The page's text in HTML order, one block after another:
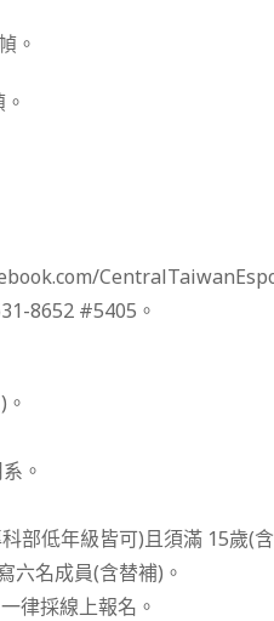
。
8652 #5405。
。
部低年級皆可)且須滿 15歲(
六名成員(含替補)。
律採線上報名。